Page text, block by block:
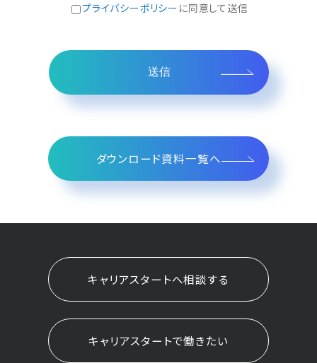
プライバシーポリシー に同意して送信
ダウンロード資料一覧へ
キャリアスタートへ相談する
キャリアスタートで働きたい